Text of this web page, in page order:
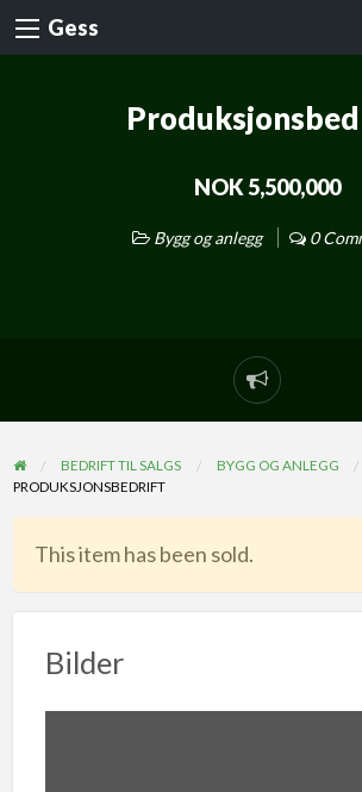
Gess
NOK 5,500,000
Bygg og anlegg 0
BEDRIFT TIL SALGS
BYGG OG ANLEGG
PRODUKSJONSBEDRIFT
This item has been sold.
Bilder